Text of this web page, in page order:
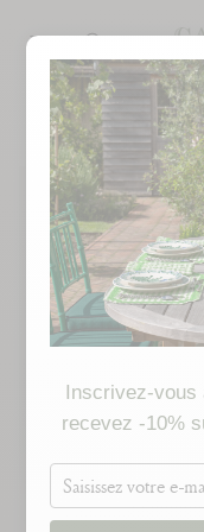
content
Inscrivez-vous
recevez -10%
Saisissez
e-